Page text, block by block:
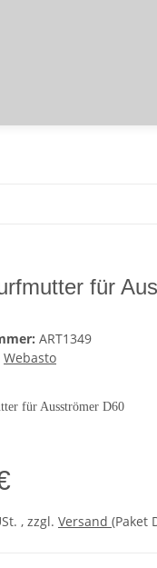
für
ART1349
Webasto
für Ausströmer D60
, zzgl. Versand (Paket